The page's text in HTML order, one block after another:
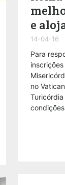
e
14-04-16
Para
no